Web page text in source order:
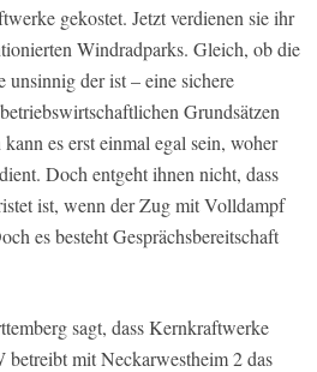
gekostet. Jetzt verdienen sie ihr
Windradparks. Gleich, ob die
der ist – eine sichere
Grundsätzen
es erst einmal egal sein, woher
Doch entgeht ihnen nicht, dass
ist, wenn der Zug mit Volldampf
es besteht Gesprächsbereitschaft
sagt, dass Kernkraftwerke
mit Neckarwestheim 2 das